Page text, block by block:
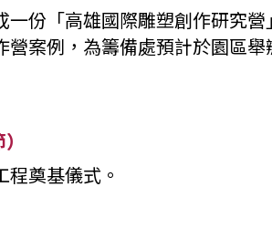
一份「高雄國際雕塑創作研究
營案例，為籌備處預計於園區
奠基儀式。